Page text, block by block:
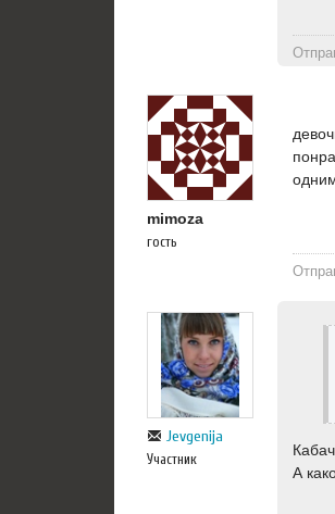
mimoza
гость
Jevgenija
Участник
А